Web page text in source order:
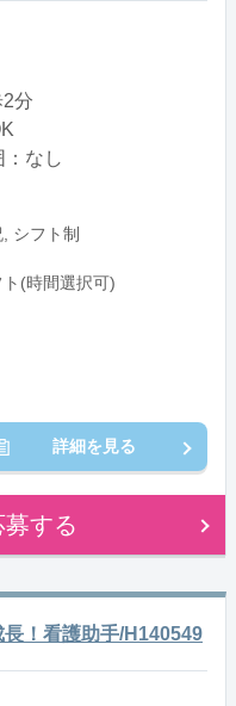
分
なし
シフト制
(時間選択可)
詳細を見る
する
！看護助手/H140549